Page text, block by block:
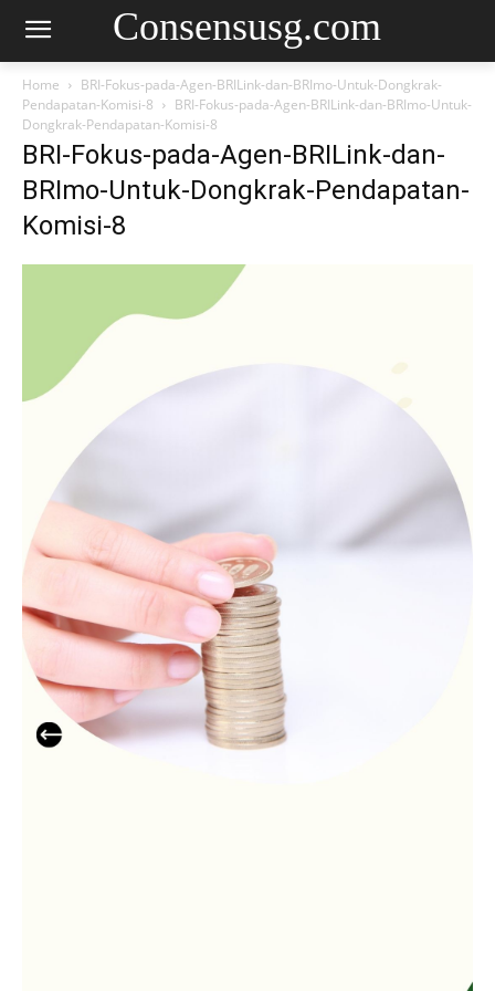
Consensusg.com
Home
BRI-Fokus-pada-Agen-BRILink-dan-BRImo-Untuk-Dongkrak-
Pendapatan-Komisi-8
BRI-Fokus-pada-Agen-BRILink-dan-BRImo-Untuk-
Dongkrak-Pendapatan-Komisi-8
BRI-Fokus-pada-Agen-BRILink-dan-
BRImo-Untuk-Dongkrak-Pendapatan-
Komisi-8